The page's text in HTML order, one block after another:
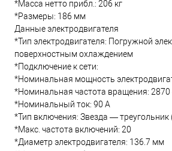
*Масса нетто прибл.: 206 кг
*Размеры: 186 мм
Данные электродвигателя
*Тип электродвигателя: Погружной
поверхностным охлаждением
*Подключение к сети:
*Номинальная мощность
*Номинальная частота вращения:
*Номинальный ток: 90 А
*Тип включения: Звезда — треугольник
*Макс. частота включений: 20
*Диаметр электродвигателя: 136.7 мм